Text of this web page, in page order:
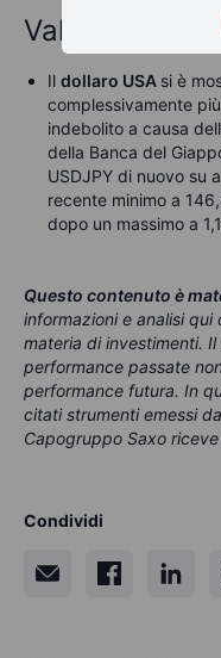
Valute
Il dollaro USA si è
complessivamente
indebolito a causa
della Banca del
USDJPY di nuovo su
recente minimo a
dopo un massimo a
Questo contenuto è
informazioni e analisi
materia di investimenti.
performance passate
performance futura. In
citati strumenti emessi
Capogruppo Saxo
Condividi